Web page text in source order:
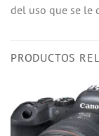
del uso que se le
PRODUCTOS